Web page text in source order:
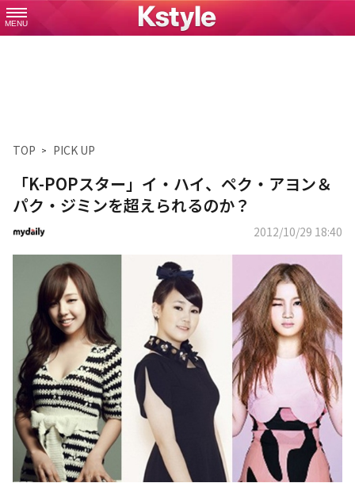
MENU
TOP PICK UP
「K-POPスター」イ・ハイ、ペク・アヨン＆
パク・ジミンを超えられるのか？
2012/10/29 18:40